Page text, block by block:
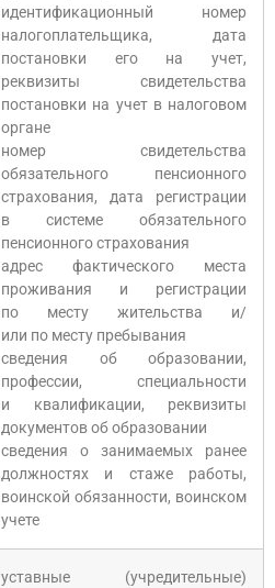
идентификационный номер
налогоплательщика, дата
постановки его на учет,
реквизиты свидетельства
постановки на учет в налоговом
органе
номер свидетельства
обязательного пенсионного
страхования, дата регистрации
в системе обязательного
пенсионного страхования
адрес фактического места
проживания и регистрации
по месту жительства и/
или по месту пребывания
сведения об образовании,
профессии, специальности
и квалификации, реквизиты
документов об образовании
сведения о занимаемых ранее
должностях и стаже работы,
воинской обязанности, воинском
учете
уставные (учредительные)